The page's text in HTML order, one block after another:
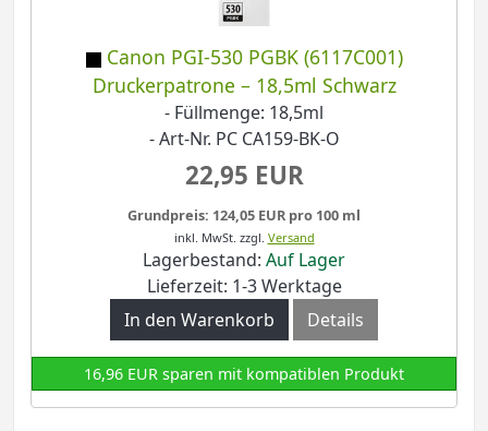
Canon PGI-530 PGBK (6117C001)
Druckerpatrone – 18,5ml Schwarz
- Füllmenge: 18,5ml
- Art-Nr. PC CA159-BK-O
22,95 EUR
Grundpreis: 124,05 EUR pro 100 ml
inkl. MwSt. zzgl. Versand
Lagerbestand: Auf Lager
Lieferzeit: 1-3 Werktage
In den Warenkorb
Details
16,96 EUR sparen mit kompatiblen Produkt